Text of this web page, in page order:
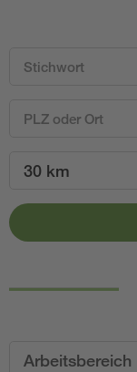
30 km
Arbeitsbereich